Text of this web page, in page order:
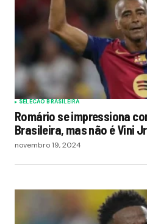
SELECAO BRASILEIRA
Romário se impressiona
Brasileira, mas não é Vini
novembro 19, 2024